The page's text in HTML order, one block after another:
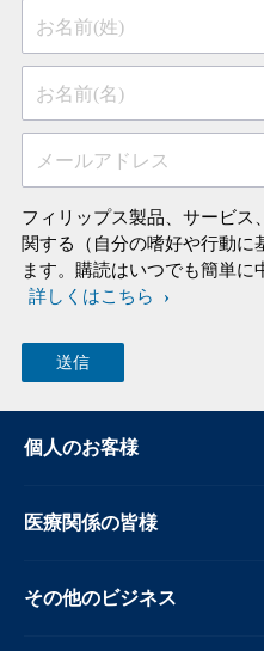
お名前(姓)
お名前(名)
メールアドレス
フィリップス製品、サービス
関する（自分の嗜好や行動に
ます。購読はいつでも簡単に
詳しくはこちら
個人のお客様
医療関係の皆様
その他のビジネス